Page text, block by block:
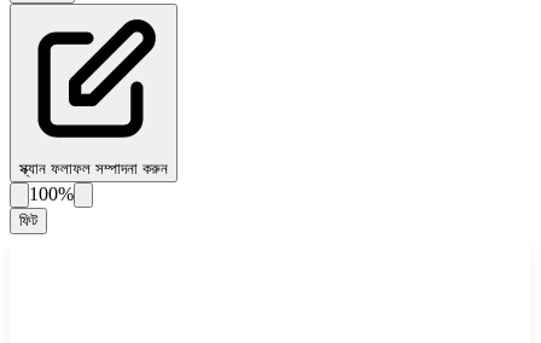
স্ক্যান ফলাফল সম্পাদনা করুন
100%
ফিট